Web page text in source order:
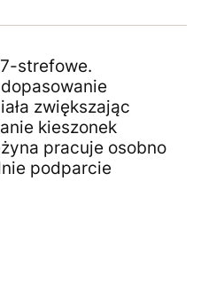
strefowe.
zwiększając
kieszonek
pracuje osobno
podparcie